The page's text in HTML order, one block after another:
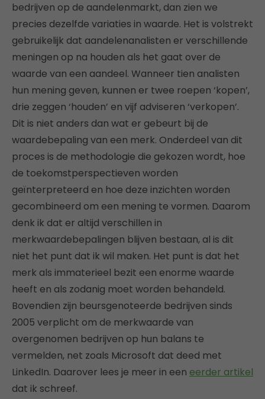
bedrijven op de aandelenmarkt, dan zien we
precies dezelfde variaties in waarde. Het is volstrekt
gebruikelijk dat aandelenanalisten er verschillende
meningen op na houden als het gaat over de
waarde van een aandeel. Wanneer tien analisten
hun mening geven, kunnen er twee roepen ‘kopen’,
drie zeggen ‘houden’ en vijf adviseren ‘verkopen’.
Dit is niet anders dan wat er gebeurt bij de
waardebepaling van een merk. Onderdeel van dit
proces is de methodologie die gekozen wordt, hoe
de toekomstperspectieven worden
geïnterpreteerd en hoe deze inzichten worden
gecombineerd om een mening te vormen. Daarom
denk ik dat er altijd verschillen in
merkwaardebepalingen blijven bestaan, al is dit
niet het punt dat ik wil maken. Het punt is dat het
merk als immaterieel bezit een enorme waarde
heeft en als zodanig moet worden behandeld.
Bovendien zijn beursgenoteerde bedrijven sinds
2005 verplicht om de merkwaarde van
overgenomen bedrijven op hun balans te
vermelden, net zoals Microsoft dat deed met
LinkedIn. Daarover lees je meer in een eerder artikel
dat ik schreef.